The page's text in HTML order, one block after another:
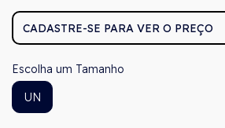
CADASTRE-SE PARA VER O PREÇO
Tamanho
UN